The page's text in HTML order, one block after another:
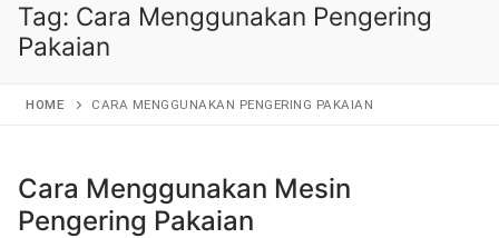
Tag: Cara Menggunakan Pengering
Pakaian
HOME CARA MENGGUNAKAN PENGERING PAKAIAN
Cara Menggunakan Mesin
Pengering Pakaian